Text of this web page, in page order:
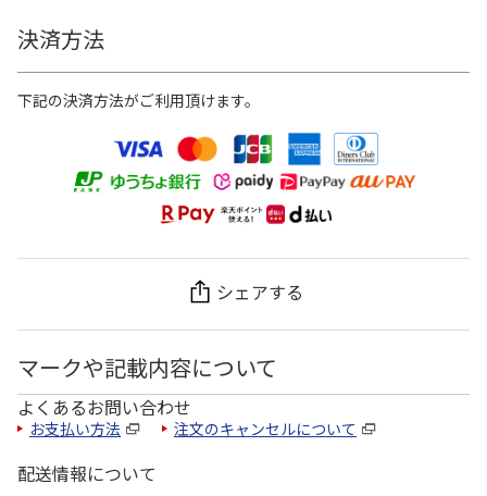
決済方法
下記の決済方法がご利用頂けます。
シェアする
マークや記載内容について
よくあるお問い合わせ
お支払い方法 注文のキャンセルについて
配送情報について